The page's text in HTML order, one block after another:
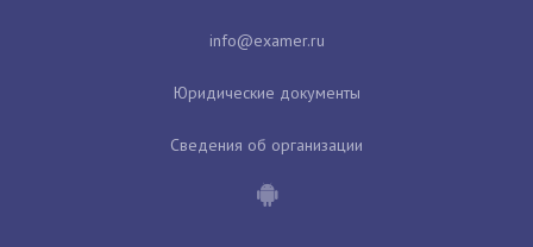
Юридические документы
Сведения об организации